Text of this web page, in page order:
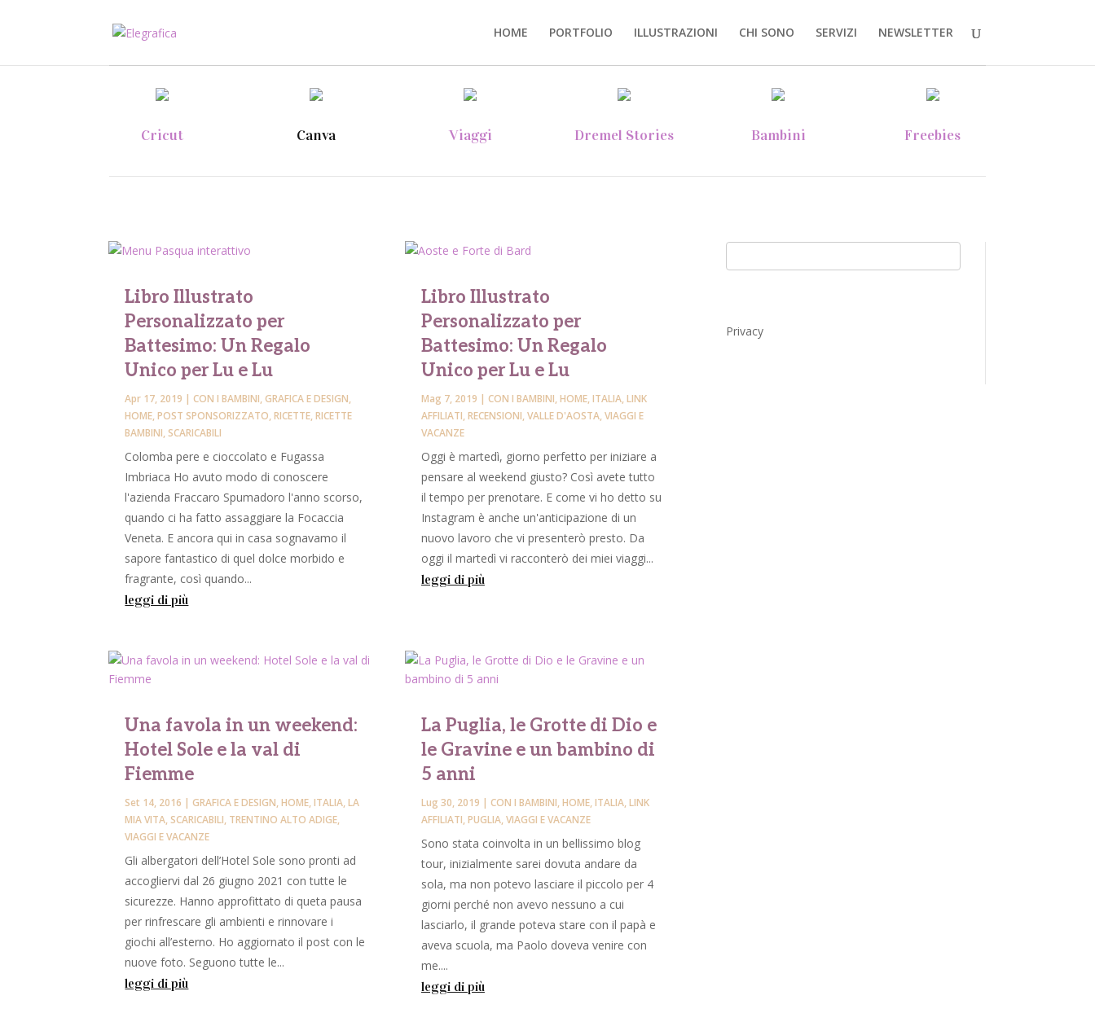
HOME PORTFOLIO ILLUSTRAZIONI CHI SONO SERVIZI NEWSLETTER
Cricut Canva Viaggi Dremel Stories Bambini Freebies
Libro Illustrato
Personalizzato per
Battesimo: Un Regalo
Unico per Lu e Lu
Apr 17, 2019 |CON I BAMBINI,GRAFICA E DESIGN,
HOME,POST SPONSORIZZATO,RICETTE,RICETTE
BAMBINI,SCARICABILI
Colomba pere e cioccolato e Fugassa
Imbriaca Ho avuto modo di conoscere
l'azienda Fraccaro Spumadoro l'anno scorso,
quando ci ha fatto assaggiare la Focaccia
Veneta. E ancora qui in casa sognavamo il
sapore fantastico di quel dolce morbido e
fragrante, così quando...
leggi di più
Libro Illustrato
Personalizzato per
Battesimo: Un Regalo
Unico per Lu e Lu
Mag 7, 2019 | CON I BAMBINI,HOME,ITALIA,LINK
AFFILIATI,RECENSIONI,VALLE D'AOSTA,VIAGGI E
VACANZE
Oggi è martedì, giorno perfetto per iniziare a
pensare al weekend giusto? Così avete tutto
il tempo per prenotare. E come vi ho detto su
Instagram è anche un'anticipazione di un
nuovo lavoro che vi presenterò presto. Da
oggi il martedì vi racconterò dei miei viaggi...
leggi di più
Una favola in un weekend:
Hotel Sole e la val di
Fiemme
Set 14, 2016 |GRAFICA E DESIGN,HOME,ITALIA,LA
MIA VITA,SCARICABILI, TRENTINO ALTO ADIGE,
VIAGGI E VACANZE
Gli albergatori dell’Hotel Sole sono pronti ad
accogliervi dal 26 giugno 2021 con tutte le
sicurezze. Hanno approfittato di queta pausa
per rinfrescare gli ambienti e rinnovare i
giochi all’esterno. Ho aggiornato il post con le
nuove foto. Seguono tutte le...
leggi di più
La Puglia, le Grotte di Dio e
le Gravine e un bambino di
5 anni
Lug 30, 2019 | CON I BAMBINI,HOME,ITALIA,LINK
AFFILIATI,PUGLIA,VIAGGI E VACANZE
Sono stata coinvolta in un bellissimo blog
tour, inizialmente sarei dovuta andare da
sola, ma non potevo lasciare il piccolo per 4
giorni perché non avevo nessuno a cui
lasciarlo, il grande poteva stare con il papà e
aveva scuola, ma Paolo doveva venire con
me....
leggi di più
Privacy